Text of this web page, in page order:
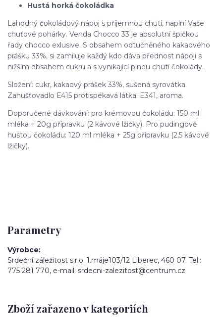
Hustá horká čokoládka
Lahodný čokoládový nápoj s příjemnou chutí, naplní Vaše
chuťové pohárky. Venda Chocco 33 je absolutní špičkou
řady chocco exlusive. S obsahem odtučněného kakaového
prášku 33%, si zamiluje každý kdo dáva přednost nápoji s
nižším obsahem cukru a s vynikající plnou chutí čokolády.
Složení: cukr, kakaový prášek 33%, sušená syrovátka.
Zahušťovadlo E415 protispékavá látka: E341, aroma.
Doporučené dávkování: pro krémovou čokoládu: 150 ml
mléka + 20g přípravku (2 kávové lžičky). Pro pudingově
hustou čokoládu: 120 ml mléka + 25g přípravku (2,5 kávové
lžičky).
Parametry
Výrobce
Srdeční záležitost s.r.o. 1.máje103/12 Liberec, 460 07. Tel.:
775 281 770, e-mail: srdecni-zalezitost@centrum.cz
Zboží zařazeno v kategoriích